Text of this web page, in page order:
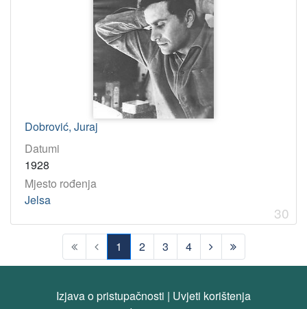
Dobrović, Juraj
Datumi
1928
Mjesto rođenja
Jelsa
30
1
(current)
2 3 4
Izjava o pristupačnosti | Uvjeti korištenja